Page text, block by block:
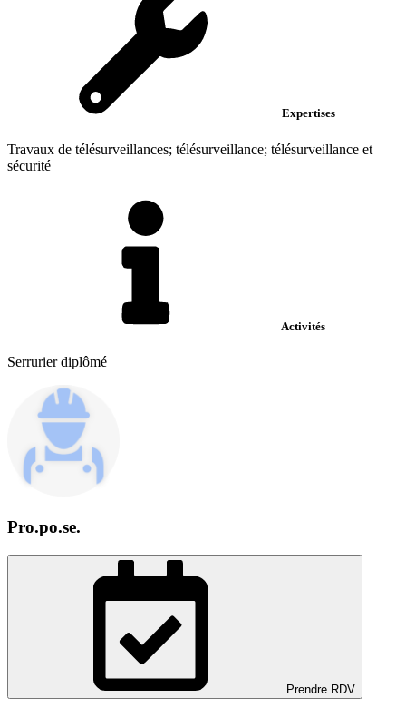
Expertises
Travaux de télésurveillances; télésurveillance; télésurveillance et
sécurité
Activités
Serrurier diplômé
Pro.po.se.
Prendre RDV